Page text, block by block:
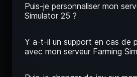
Puis-je personnaliser mon
Simulator 25 ?
Y a-t-il un support en cas de
avec mon serveur Farming